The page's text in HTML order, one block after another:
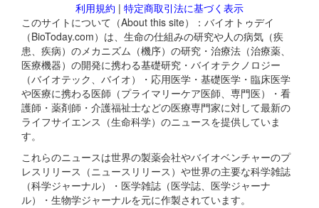
利用規約 | 特定商取引法に基づく表示
このサイトについて（About this site）：バイオトゥデイ
（BioToday.com）は、生命の仕組みの研究や人の病気（疾
患、疾病）のメカニズム（機序）の研究・治療法（治療薬、
医療機器）の開発に携わる基礎研究・バイオテクノロジー
（バイオテック、バイオ）・応用医学・基礎医学・臨床医学
や医療に携わる医師（プライマリーケア医師、専門医）・看
護師・薬剤師・介護福祉士などの医療専門家に対して最新の
ライフサイエンス（生命科学）のニュースを提供していま
す。
これらのニュースは世界の製薬会社やバイオベンチャーのプ
レスリリース（ニュースリリース）や世界の主要な科学雑誌
（科学ジャーナル）・医学雑誌（医学誌、医学ジャーナ
ル）・生物学ジャーナルを元に作製されています。